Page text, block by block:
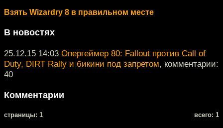
Взять Wizardry 8 в правильном месте
В новостях
25.12.15 14:03 Опергеймер 80: Fallout против Call of
Duty, DIRT Rally и бикини под запретом, комментарии:
40
Комментарии
cтраницы: 1 всего: 1